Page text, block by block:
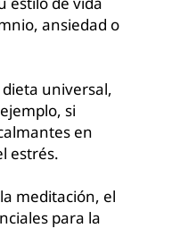
ansiedad o
universal,
si
en
estrés.
meditación, el
para la